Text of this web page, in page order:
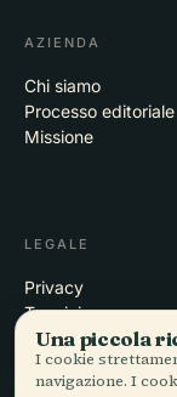
AZIENDA
Chi siamo
Processo editoriale
Missione
LEGALE
Privacy
Termini
Impostazioni
Elimina account
Una piccola
I cookie
navigazione. I